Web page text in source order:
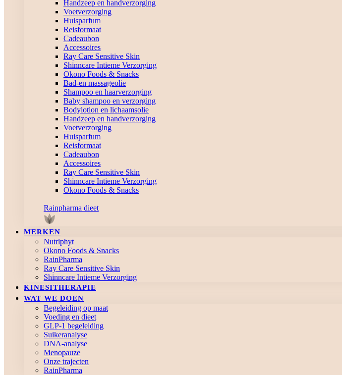
Handzeep en handverzorging
Voetverzorging
Huisparfum
Reisformaat
Cadeaubon
Accessoires
Ray Care Sensitive Skin
Shinncare Intieme Verzorging
Okono Foods & Snacks
Bad-en massageolie
Shampoo en haarverzorging
Baby shampoo en verzorging
Bodylotion en lichaamsolie
Handzeep en handverzorging
Voetverzorging
Huisparfum
Reisformaat
Cadeaubon
Accessoires
Ray Care Sensitive Skin
Shinncare Intieme Verzorging
Okono Foods & Snacks
Rainpharma dieet
MERKEN
Nutriphyt
Okono Foods & Snacks
RainPharma
Ray Care Sensitive Skin
Shinncare Intieme Verzorging
KINESITHERAPIE
WAT WE DOEN
Begeleiding op maat
Voeding en dieet
GLP-1 begeleiding
Suikeranalyse
DNA-analyse
Menopauze
Onze trajecten
RainPharma